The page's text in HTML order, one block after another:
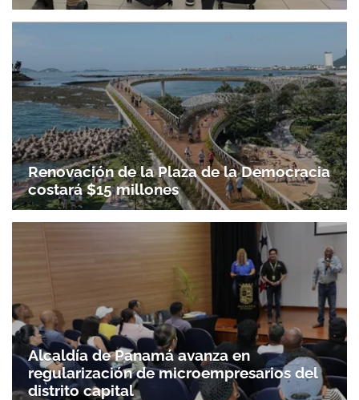
Renovación de la Plaza de la Democracia
costará $15 millones
Alcaldía de Panamá avanza en
regularización de microempresarios del
distrito capital